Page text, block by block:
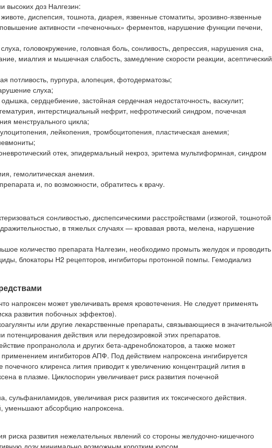
высоких доз Налгезин:
диспепсия, тошнота, диарея, язвенные стоматиты, эрозивно-язвенные
активности «печеночных» ферментов, нарушение функции печени,
головокружение, головная боль, сонливость, депрессия, нарушения сна,
миалгия и мышечная слабость, замедление скорости реакции, асептический
потливость, пурпура, алопеция, фотодерматозы;
слуха;
одышка, сердцебиение, застойная сердечная недостаточность, васкулит;
интерстициальный нефрит, нефротический синдром, почечная
менструального цикла;
лейкопения, тромбоцитопения, пластическая анемия;
отек, эпидермальный некроз, эритема мультиформная, синдром
гемолитическая анемия.
и, по возможности, обратитесь к врачу.
сонливостью, диспепсическими расстройствами (изжогой, тошнотой
в тяжелых случаях — кровавая рвота, мелена, нарушение
количество препарата Налгезин, необходимо промыть желудок и проводить
блокаторы Н2 рецепторов, ингибиторы протонной помпы. Гемодиализ
напроксен может увеличивать время кровотечения. Не следует применять
развития побочных эффектов).
или другие лекарственные препараты, связывающиеся в значительной
действия или передозировкой этих препаратов.
пропранолола и других бета-адреноблокаторов, а также может
применением ингибиторов АПФ. Под действием напроксена ингибируется
клиренса лития приводит к увеличению концентраций лития в
в плазме. Циклоспорин увеличивает риск развития почечной
увеличивая риск развития их токсического действия.
абсорбцию напроксена.
риска развития нежелательных явлений со стороны желудочно-кишечного